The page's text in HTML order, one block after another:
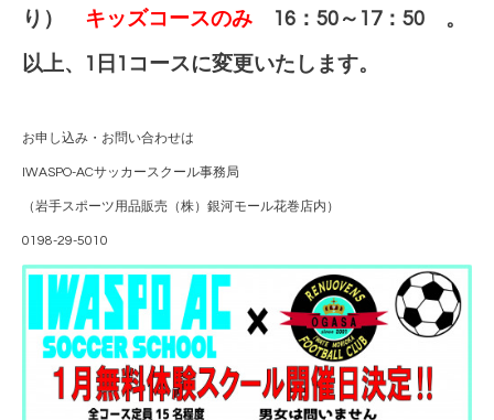
り） キッズコースのみ 16：50～17：50 。
以上、1日1コースに変更いたします。
お申し込み・お問い合わせは
IWASPO-ACサッカースクール事務局
（岩手スポーツ用品販売（株）銀河モール花巻店内）
0198-29-5010